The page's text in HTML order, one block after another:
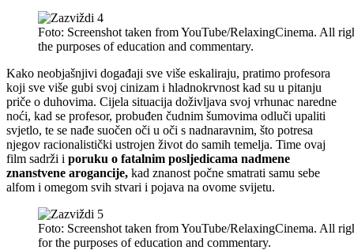
Foto: Screenshot taken from YouTube/RelaxingCinema. All
the purposes of education and commentary.
Kako neobjašnjivi događaji sve više eskaliraju, pratimo profesora
koji sve više gubi svoj cinizam i hladnokrvnost kad su u pitanju
priče o duhovima. Cijela situacija doživljava svoj vrhunac naredne
noći, kad se profesor, probuđen čudnim šumovima odluči upaliti
svjetlo, te se nađe suočen oči u oči s nadnaravnim, što potresa
njegov racionalistički ustrojen život do samih temelja. Time ovaj
film sadrži i poruku o fatalnim posljedicama nadmene
znanstvene arogancije, kad znanost počne smatrati samu sebe
alfom i omegom svih stvari i pojava na ovome svijetu.
Foto: Screenshot taken from YouTube/RelaxingCinema. All
for the purposes of education and commentary.